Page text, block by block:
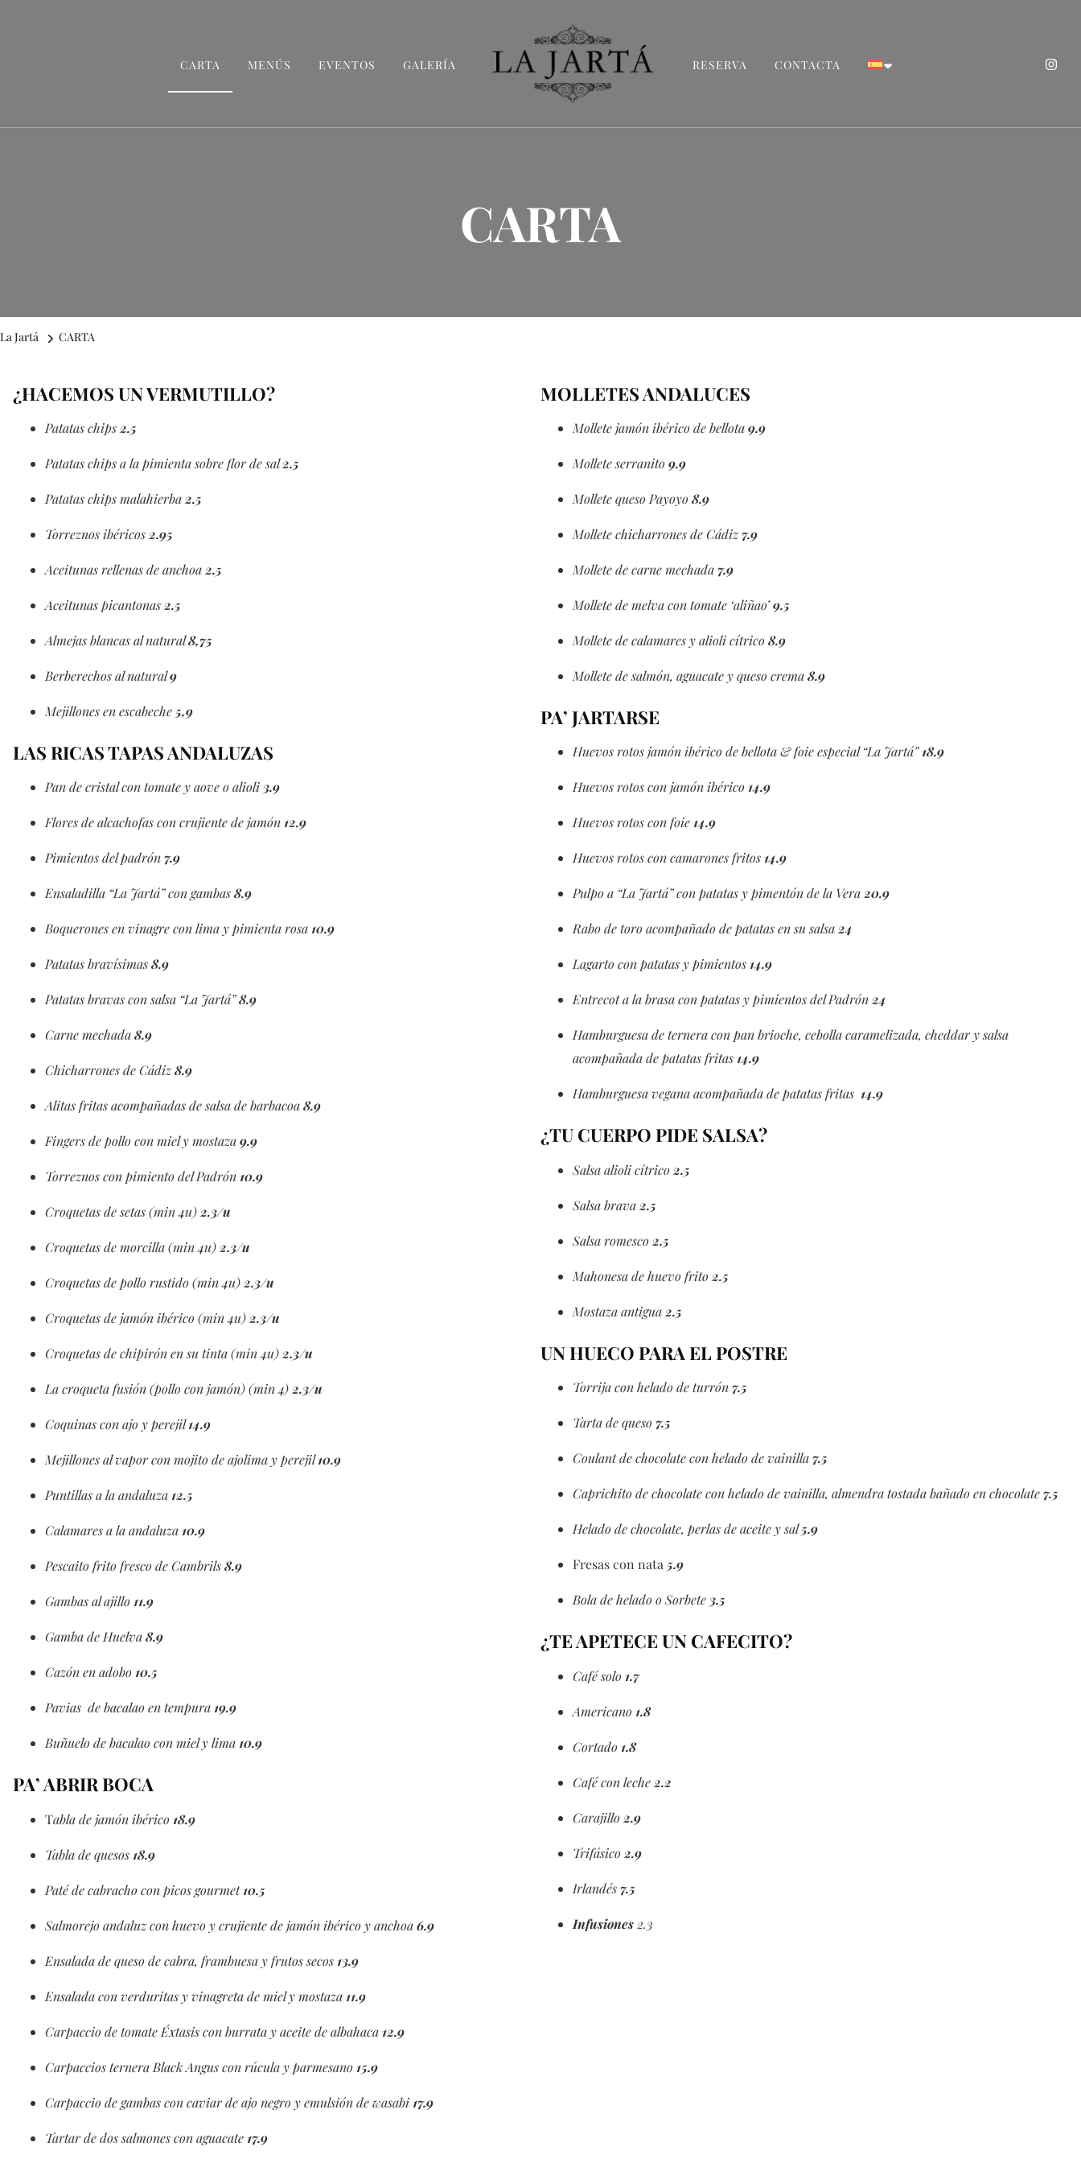
CARTA MENÚS EVENTOS GALERÍA RESERVA CONTACTA
CARTA
La Jartá CARTA
¿HACEMOS UN VERMUTILLO?
Patatas chips 2.5
Patatas chips a la pimienta sobre flor de sal2.5
Patatas chips malahierba 2.5
Torreznos ibéricos 2.95
Aceitunas rellenas de anchoa 2.5
Aceitunas picantonas 2.5
Almejas blancas al natural8,75
Berberechos al natural9
Mejillones en escabeche 5,9
LAS RICAS TAPAS ANDALUZAS
Pan de cristal con tomate y aove o alioli 3.9
Flores de alcachofas con crujiente de jamón 12.9
Pimientos del padrón7.9
Ensaladilla “La Jartá” con gambas8.9
Boquerones en vinagre con lima y pimienta rosa 10.9
Patatas bravísimas8.9
Patatas bravas con salsa “La Jartá”8.9
Carne mechada8.9
Chicharrones de Cádiz8.9
Alitas fritas acompañadas de salsa de barbacoa8.9
Fingers de pollo con miel y mostaza9.9
Torreznos con pimiento del Padrón 10.9
Croquetas de setas (min 4u)2.3/u
Croquetas de morcilla (min 4u)2.3/u
Croquetas de pollo rustido (min 4u)2.3/u
Croquetas de jamón ibérico (min 4u)2.3/u
Croquetas de chipirón en su tinta (min 4u)2.3/u
La croqueta fusión (pollo con jamón) (min 4)2.3/u
Coquinas con ajo y perejil14.9
Mejillones al vapor con mojito de ajolima y perejil10.9
Puntillas a la andaluza 12.5
Calamares a la andaluza 10.9
Pescaito frito fresco de Cambrils8.9
Gambas al ajillo 11.9
Gamba de Huelva8.9
Cazón en adobo 10.5
Pavias de bacalao en tempura 19.9
Buñuelo de bacalao con miel y lima 10.9
PA’ ABRIR BOCA
Tabla de jamón ibérico 18.9
Tabla de quesos 18.9
Paté de cabracho con picos gourmet10.5
Salmorejo andaluz con huevo y crujiente de jamón ibérico y anchoa6.9
Ensalada de queso de cabra, frambuesa y frutos secos 13.9
Ensalada con verduritas y vinagreta de miel y mostaza 11.9
Carpaccio de tomate Éxtasis con burrata y aceite de albahaca 12.9
Carpaccios ternera Black Angus con rúcula y parmesano 15.9
Carpaccio de gambas con caviar de ajo negro y emulsión de wasabi 17.9
Tartar de dos salmones con aguacate 17.9
MOLLETES ANDALUCES
Mollete jamón ibérico de bellota9.9
Mollete serranito 9.9
Mollete queso Payoyo 8.9
Mollete chicharrones de Cádiz7.9
Mollete de carne mechada7.9
Mollete de melva con tomate ‘aliñao’9.5
Mollete de calamares y alioli cítrico 8.9
Mollete de salmón, aguacate y queso crema8.9
PA’ JARTARSE
Huevos rotos jamón ibérico de bellota & foie especial “La Jartá”18.9
Huevos rotos con jamón ibérico 14.9
Huevos rotos con foie 14.9
Huevos rotos con camarones fritos 14.9
Pulpo a “La Jartá” con patatas y pimentón de la Vera20.9
Rabo de toro acompañado de patatas en su salsa24
Lagarto con patatas y pimientos 14.9
Entrecot a la brasa con patatas y pimientos del Padrón24
Hamburguesa de ternera con pan brioche, cebolla caramelizada, cheddar y salsa
acompañada de patatas fritas 14.9
Hamburguesa vegana acompañada de patatas fritas 14.9
¿TU CUERPO PIDE SALSA?
Salsa alioli cítrico 2.5
Salsa brava 2.5
Salsa romesco 2.5
Mahonesa de huevo frito 2.5
Mostaza antigua 2.5
UN HUECO PARA EL POSTRE
Torrija con helado de turrón7.5
Tarta de queso 7.5
Coulant de chocolate con helado de vainilla7.5
Caprichito de chocolate con helado de vainilla, almendra tostada bañado en chocolate7.5
Helado de chocolate, perlas de aceite y sal5.9
Fresas con nata 5.9
Bola de helado o Sorbete 3.5
¿TE APETECE UN CAFECITO?
Café solo 1.7
Americano 1.8
Cortado 1.8
Café con leche 2.2
Carajillo 2.9
Trifásico 2.9
Irlandés7.5
Infusiones 2.3